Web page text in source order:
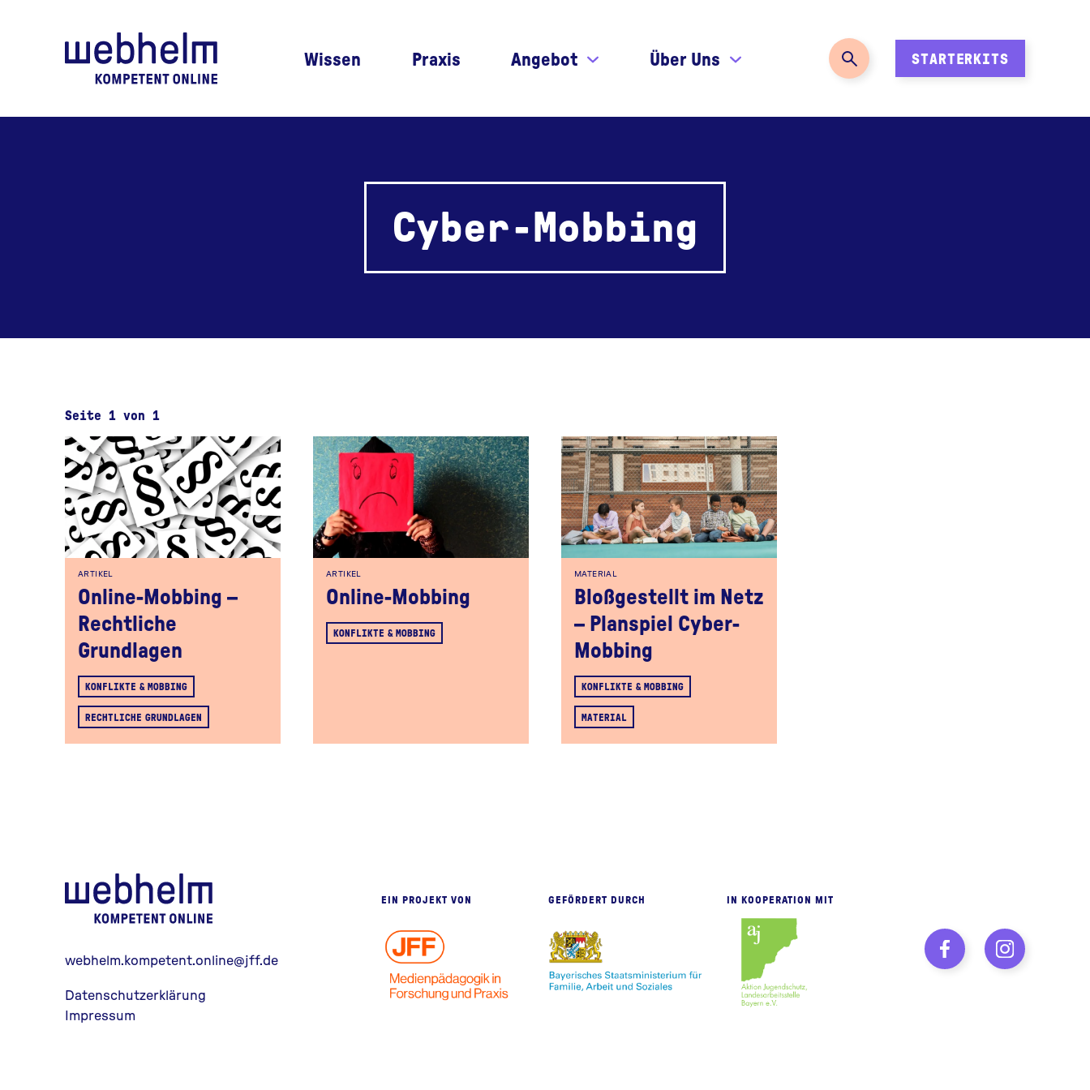
Wissen Praxis Angebot Über Uns STARTERKITS
Cyber-Mobbing
Seite 1 von 1
ARTIKEL
Online-Mobbing –
Rechtliche
Grundlagen
KONFLIKTE & MOBBING
RECHTLICHE GRUNDLAGEN
ARTIKEL
Online-Mobbing
KONFLIKTE & MOBBING
MATERIAL
Bloßgestellt im Netz
– Planspiel Cyber-
Mobbing
KONFLIKTE & MOBBING
MATERIAL
webhelm.kompetent.online@jff.de
Datenschutzerklärung
Impressum
EIN PROJEKT VON GEFÖRDERT DURCH IN KOOPERATION MIT